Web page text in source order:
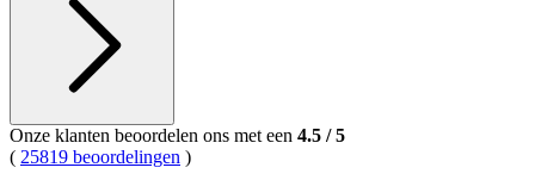
Onze klanten beoordelen ons met een 4.5 /5
( 25819 beoordelingen )